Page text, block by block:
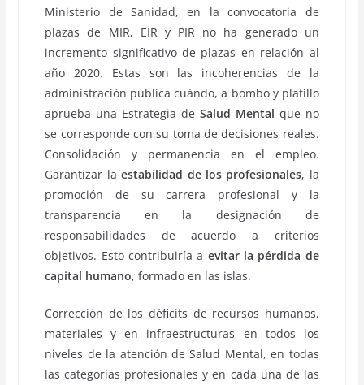
Ministerio de Sanidad, en la convocatoria de
plazas de MIR, EIR y PIR no ha generado un
incremento significativo de plazas en relación al
año 2020. Estas son las incoherencias de la
administración pública cuándo, a bombo y platillo
aprueba una Estrategia de Salud Mental que no
se corresponde con su toma de decisiones reales.
Consolidación y permanencia en el empleo.
Garantizar laestabilidad de los profesionales, la
promoción de su carrera profesional y la
transparencia en la designación de
responsabilidades de acuerdo a criterios
objetivos. Esto contribuiría a evitar la pérdida de
capital humano, formado en las islas.
Corrección de los déficits de recursos humanos,
materiales y en infraestructuras en todos los
niveles de la atención de Salud Mental, en todas
las categorías profesionales y en cada una de las